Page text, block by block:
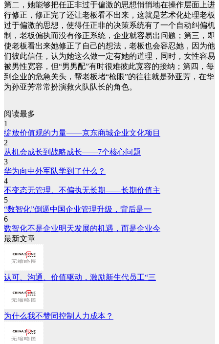
第二，她能够把任正非过于偏激的思想悄悄地在操作层面上进
行修正，修正完了还让老板看不出来，这就是艺术化处理老板
过于偏激的思想，使得任正非的决策系统有了一个自动纠偏机
制，老板偏执而没有修正系统，企业就容易出问题；第三，即
使老板看出来她修正了自己的想法，老板也会容忍她，因为他
们彼此信任，认为她这么做一定有她的道理，同时，女性容易
被男性宽容，但“男男配”有时很难彼此宽容的接纳；第四，每
到企业的危急关头，帮老板堵“枪眼”的往往就是孙亚芳，在华
为孙亚芳常常扮演救火队队长的角色。
阅读最多
1
绽放价值观的力量——京东商城企业文化项目
2
从机会成长到战略成长——7个核心问题
3
华为向中外军队学到了什么？
4
不变态无管理、不偏执无长期——长期价值主
5
“数智化”倒逼中国企业管理升级，背后是一
6
数智化不是企业明天发展的机遇，而是企业今
最新文章
认可、沟通、价值驱动，激励新生代员工“三
为什么我不赞同控制人力成本？